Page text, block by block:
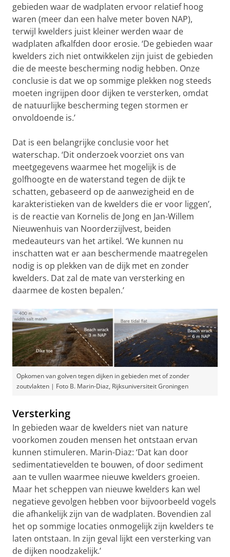
gebieden waar de wadplaten ervoor relatief hoog
waren (meer dan een halve meter boven NAP),
terwijl kwelders juist kleiner werden waar de
wadplaten afkalfden door erosie. ‘De gebieden waar
kwelders zich niet ontwikkelen zijn juist de gebieden
die de meeste bescherming nodig hebben. Onze
conclusie is dat we op sommige plekken nog steeds
moeten ingrijpen door dijken te versterken, omdat
de natuurlijke bescherming tegen stormen er
onvoldoende is.’
Dat is een belangrijke conclusie voor het
waterschap. ‘Dit onderzoek voorziet ons van
meetgegevens waarmee het mogelijk is de
golfhoogte en de waterstand tegen de dijk te
schatten, gebaseerd op de aanwezigheid en de
karakteristieken van de kwelders die er voor liggen’,
is de reactie van Kornelis de Jong en Jan-Willem
Nieuwenhuis van Noorderzijlvest, beiden
medeauteurs van het artikel. ‘We kunnen nu
inschatten wat er aan beschermende maatregelen
nodig is op plekken van de dijk met en zonder
kwelders. Dat zal de mate van versterking en
daarmee de kosten bepalen.’
Opkomen van golven tegen dijken in gebieden met of zonder
zoutvlakten | Foto B. Marin-Diaz, Rijksuniversiteit Groningen
Versterking
In gebieden waar de kwelders niet van nature
voorkomen zouden mensen het ontstaan ervan
kunnen stimuleren. Marin-Diaz: ‘Dat kan door
sedimentatievelden te bouwen, of door sediment
aan te vullen waarmee nieuwe kwelders groeien.
Maar het scheppen van nieuwe kwelders kan wel
negatieve gevolgen hebben voor bijvoorbeeld vogels
die afhankelijk zijn van de wadplaten. Bovendien zal
het op sommige locaties onmogelijk zijn kwelders te
laten ontstaan. In zijn geval lijkt een versterking van
de dijken noodzakelijk.’